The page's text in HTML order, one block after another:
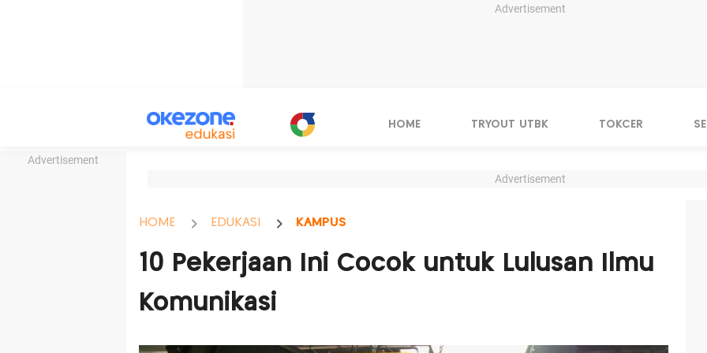
Advertisement
Advertisement
HOME TRYOUT UTBK TOKCER
Advertisement
HOME EDUKASI KAMPUS
10 Pekerjaan Ini Cocok untuk Lulusan Ilmu
Komunikasi